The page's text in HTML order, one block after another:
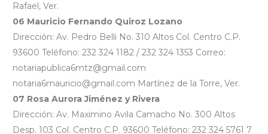
Rafael, Ver.
06 Mauricio Fernando Quiroz Lozano
Dirección: Av. Pedro Belli No. 310 Altos Col. Centro C.P.
93600 Teléfono: 232 324 1182 / 232 324 1353 Correo:
notariapublica6mtz@gmail.com
notaria6mauricio@gmail.com Martínez de la Torre, Ver.
07 Rosa Aurora Jiménez y Rivera
Dirección: Av. Maximino Avila Camacho No. 300 Altos
Desp. 103 Col. Centro C.P. 93600 Teléfono: 232 324 5761 7